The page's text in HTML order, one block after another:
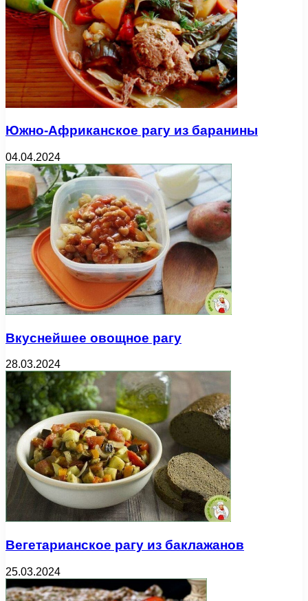
Южно-Африканское рагу из баранины
04.04.2024
Вкуснейшее овощное рагу
28.03.2024
Вегетарианское рагу из баклажанов
25.03.2024